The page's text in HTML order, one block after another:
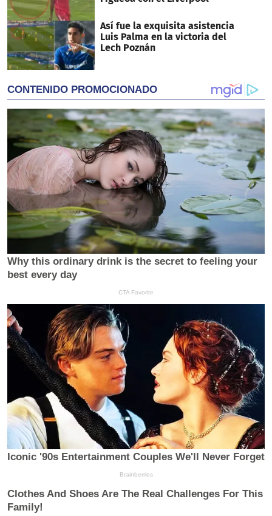
Así fue la exquisita asistencia
Luis Palma en la victoria del
Lech Poznán